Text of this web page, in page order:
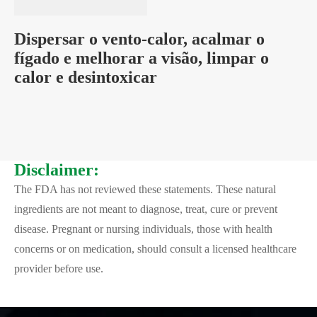
Dispersar o vento-calor, acalmar o
fígado e melhorar a visão, limpar o
calor e desintoxicar
Disclaimer:
The FDA has not reviewed these statements. These natural
ingredients are not meant to diagnose, treat, cure or prevent
disease. Pregnant or nursing individuals, those with health
concerns or on medication, should consult a licensed healthcare
provider before use.